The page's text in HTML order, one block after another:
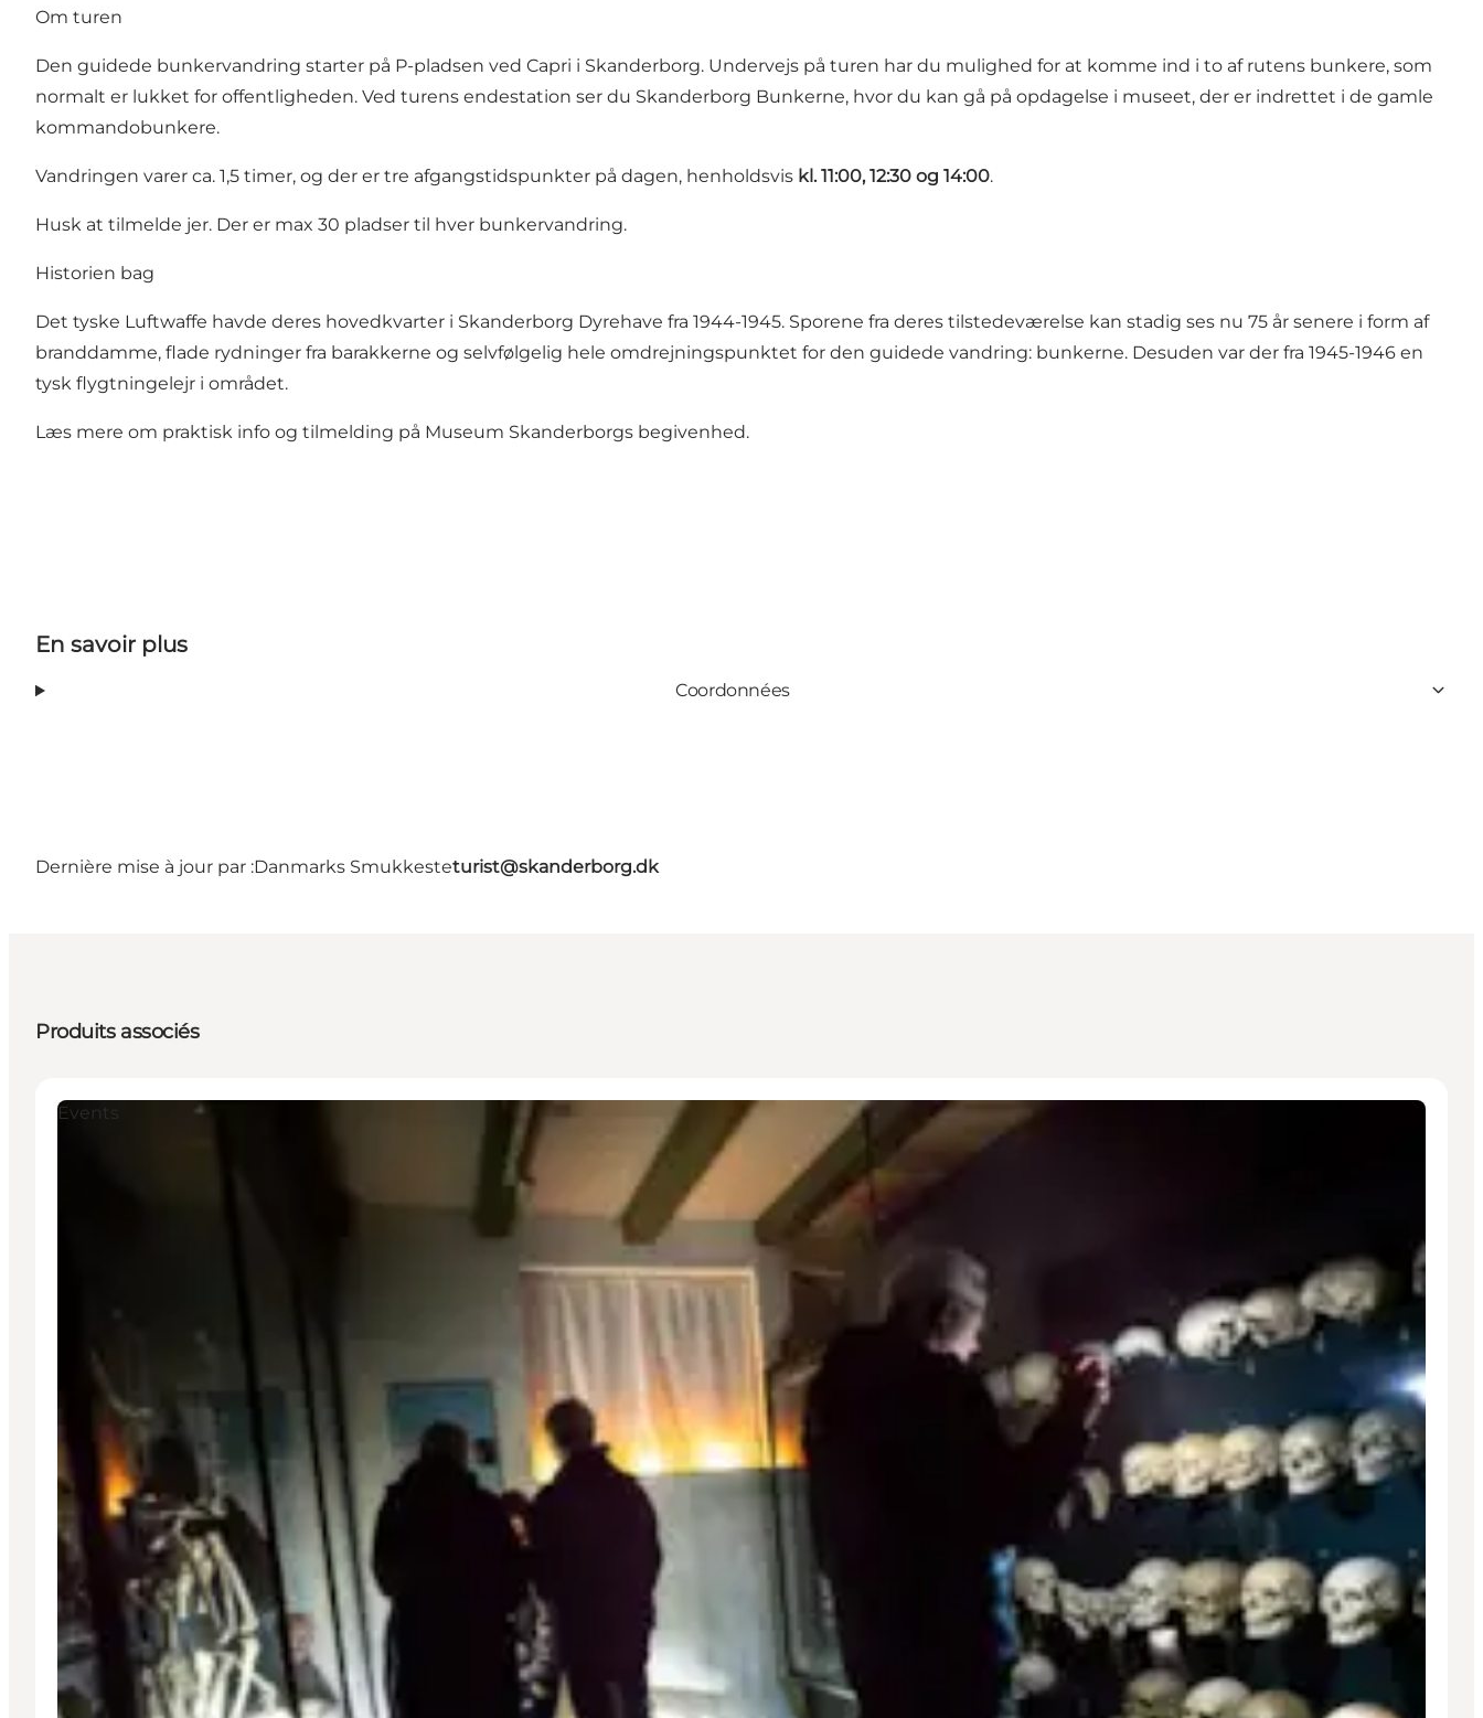
Om turen
Den guidede bunkervandring starter på P-pladsen ved Capri i Skanderborg. Undervejs på turen har du mulighed for at komme ind i to af rutens bunkere, som
normalt er lukket for offentligheden. Ved turens endestation ser du Skanderborg Bunkerne, hvor du kan gå på opdagelse i museet, der er indrettet i de gamle
kommandobunkere.
Vandringen varer ca. 1,5 timer, og der er tre afgangstidspunkter på dagen, henholdsvis kl. 11:00, 12:30 og 14:00.
Husk at tilmelde jer. Der er max 30 pladser til hver bunkervandring.
Historien bag
Det tyske Luftwaffe havde deres hovedkvarter i Skanderborg Dyrehave fra 1944-1945. Sporene fra deres tilstedeværelse kan stadig ses nu 75 år senere i form af
branddamme, flade rydninger fra barakkerne og selvfølgelig hele omdrejningspunktet for den guidede vandring: bunkerne. Desuden var der fra 1945-1946 en
tysk flygtningelejr i området.
Læs mere om praktisk info og tilmelding på Museum Skanderborgs begivenhed.
En savoir plus
Coordonnées
Dernière mise à jour par :Danmarks Smukkesteturist@skanderborg.dk
Produits associés
Events